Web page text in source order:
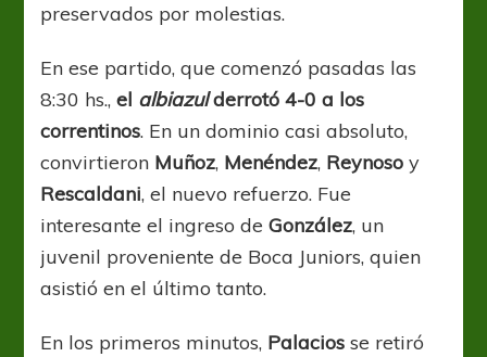
preservados por molestias.
En ese partido, que comenzó pasadas las
8:30 hs.,el albiazulderrotó 4-0 a los
correntinos. En un dominio casi absoluto,
convirtieron Muñoz, Menéndez, Reynoso y
Rescaldani, el nuevo refuerzo. Fue
interesante el ingreso deGonzález, un
juvenil proveniente de Boca Juniors, quien
asistió en el último tanto.
En los primeros minutos, Palaciosse retiró